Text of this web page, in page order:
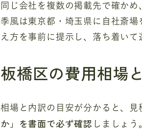
同じ会社を複数の掲載先で確か
季風は東京都・埼玉県に自社斎
え方を事前に提示し、落ち着いて
板橋区の費用相場
相場と内訳の目安が分かると、
か」を書面で必ず確認 しましょう